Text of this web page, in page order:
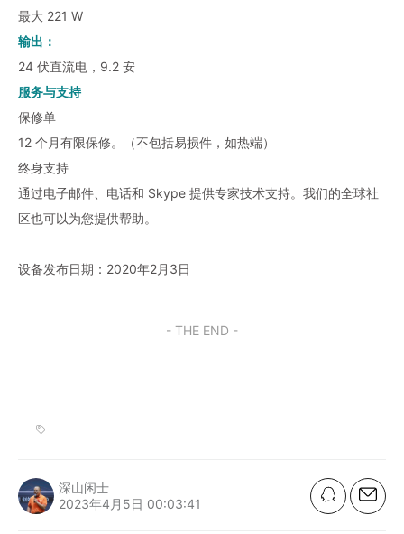
最大 221 W
输出：
24 伏直流电，9.2 安
服务与支持
保修单
12 个月有限保修。（不包括易损件，如热端）
终身支持
通过电子邮件、电话和 Skype 提供专家技术支持。我们的全球社
区也可以为您提供帮助。
设备发布日期：2020年2月3日
- THE END -
深山闲士
2023年4月5日 00:03:41